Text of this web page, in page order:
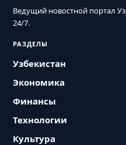
Ведущий новостной портал
24/7.
РАЗДЕЛЫ
Узбекистан
Экономика
Финансы
Технологии
Культура